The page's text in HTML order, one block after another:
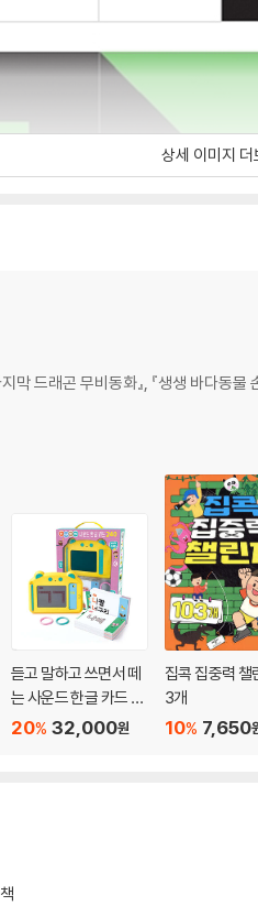
상세 이미지 더
막 드래곤 무비동화』, 『생생 바다동
듣고 말하고 쓰면서 떼
는 사운드 한글 카드 2
40
32,000원
20%
집콕 집중력 챌
3개
7,650
10%